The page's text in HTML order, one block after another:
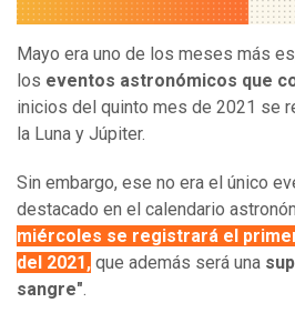
Mayo era uno de los meses más
los eventos astronómicos que
inicios del quinto mes de 2021 se
la Luna y Júpiter.
Sin embargo, ese no era el único
destacado en el calendario
miércoles se registrará el
del 2021, que además será una
sangre".